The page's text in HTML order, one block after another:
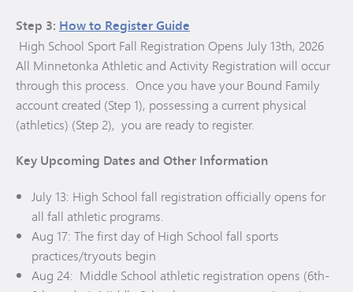
Step 3: How to Register Guide
High School Sport Fall Registration Opens July 13th, 2026
All Minnetonka Athletic and Activity Registration will occur
through this process. Once you have your Bound Family
account created (Step 1), possessing a current physical
(athletics) (Step 2), you are ready to register.
Key Upcoming Dates and Other Information
July 13: High School fall registration officially opens for
all fall athletic programs.
Aug 17: The first day of High School fall sports
practices/tryouts begin
Aug 24: Middle School athletic registration opens (6th-